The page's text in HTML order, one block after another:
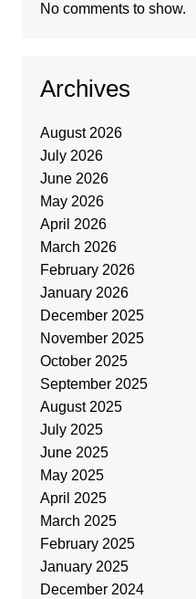
No comments to show.
Archives
August 2026
July 2026
June 2026
May 2026
April 2026
March 2026
February 2026
January 2026
December 2025
November 2025
October 2025
September 2025
August 2025
July 2025
June 2025
May 2025
April 2025
March 2025
February 2025
January 2025
December 2024